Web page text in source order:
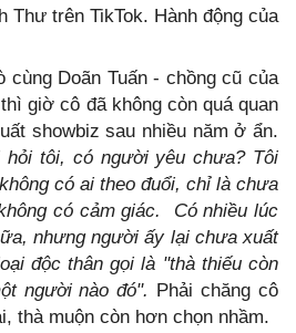
Thư trên TikTok. Hành động của
Doãn Tuấn - chồng cũ của
giờ cô đã không còn quá quan
showbiz sau nhiều năm ở ẩn.
hỏi tôi, có người yêu chưa? Tôi
có ai theo đuổi, chỉ là chưa
có cảm giác. Có nhiều lúc
nhưng người ấy lại chưa xuất
độc thân gọi là "thà thiếu còn
người nào đó".
Phải chăng cô
thà muộn còn hơn chọn nhầm.